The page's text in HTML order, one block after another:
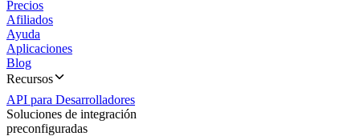
Precios
Afiliados
Ayuda
Aplicaciones
Blog
Recursos
API para Desarrolladores
Soluciones de integración
preconfiguradas